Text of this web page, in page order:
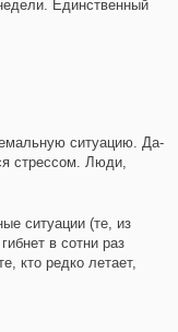
Единственный
ситуацию. Да-
стрессом. Люди,
ситуации (те, из
в сотни раз
кто редко летает,